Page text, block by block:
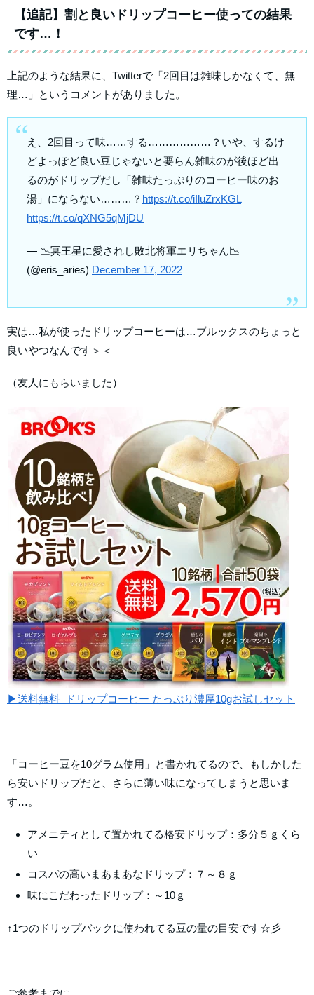
【追記】割と良いドリップコーヒー使っての結果
です…！
上記のような結果に、Twitterで「2回目は雑味しかなくて、無
理…」というコメントがありました。
え、2回目って味……する………………？いや、するけ
どよっぽど良い豆じゃないと要らん雑味のが後ほど出
るのがドリップだし「雑味たっぷりのコーヒー味のお
湯」にならない………？ https://t.co/iIluZrxKGL
https://t.co/qXNG5qMjDU
— 📉冥王星に愛されし敗北将軍エリちゃん📉
(@eris_aries) December 17, 2022
実は…私が使ったドリップコーヒーは…ブルックスのちょっと
良いやつなんです＞＜
（友人にもらいました）
▶送料無料 ドリップコーヒー たっぷり濃厚10gお試しセット
「コーヒー豆を10グラム使用」と書かれてるので、もしかした
ら安いドリップだと、さらに薄い味になってしまうと思いま
す…。
アメニティとして置かれてる格安ドリップ：多分５ｇくら
い
コスパの高いまあまあなドリップ：７～８ｇ
味にこだわったドリップ：～10ｇ
↑1つのドリップバックに使われてる豆の量の目安です☆彡